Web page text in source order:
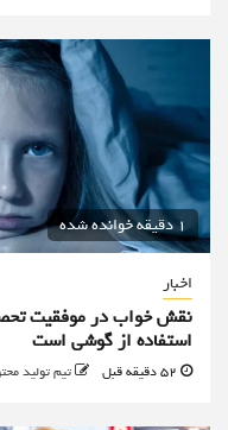
1 دقیقه خوانده شده
اخبار
نقش خواب در موفقیت
استفاده از گوشی است
تیم تولید